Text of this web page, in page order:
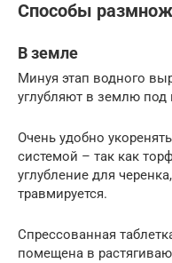
Способы
В земле
Минуя этап водного
углубляют в землю
Очень удобно
системой – так как
углубление для
травмируется.
Спрессованная
помещена в